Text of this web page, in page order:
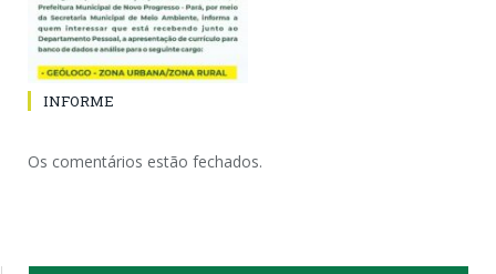
INFORME
Os comentários estão fechados.